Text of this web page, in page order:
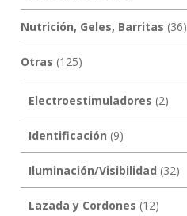
Nutrición, Geles, Barritas (36)
Otras (125)
Electroestimuladores (2)
Identificación (9)
Iluminación/Visibilidad (32)
Lazada y Cordones (12)